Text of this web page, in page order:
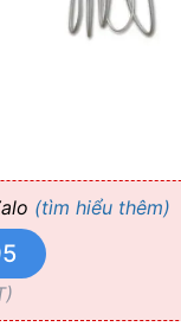
(tìm hiểu thêm)